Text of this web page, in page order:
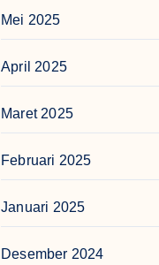
Mei 2025
April 2025
Maret 2025
Februari 2025
Januari 2025
Desember 2024